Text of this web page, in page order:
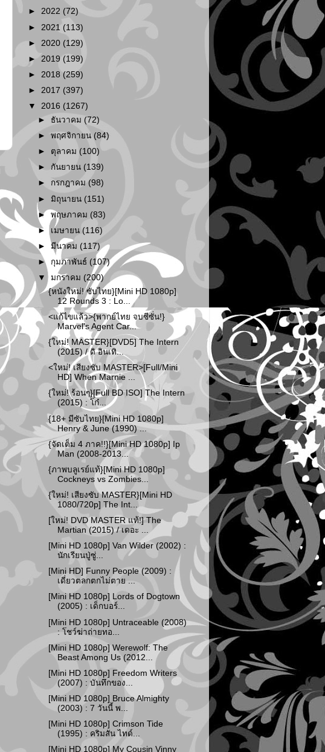
► 2022 (72)
► 2021 (113)
► 2020 (129)
► 2019 (199)
► 2018 (259)
► 2017 (397)
▼ 2016 (1267)
► ธันวาคม (72)
►พฤศจิกายน (84)
► ตุลาคม (100)
►กันยายน (139)
► กรกฎาคม(98)
►มิถุนายน (151)
►พฤษภาคม (83)
► เมษายน(116)
►มีนาคม (117)
► กุมภาพันธ์ (107)
▼มกราคม (200)
{หนังใหม่! ซับไทย}[Mini HD 1080p]
12 Rounds 3 : Lo...
<แก้ไขแล้ว>{พากย์ไทย จบซีซั่น!}
Marvel's Agent Car...
{ใหม่! MASTER}[DVD5] The Intern
(2015) / ดิ อินเทิ...
<ใหม่! เสียงซับ MASTER>[Full/Mini
HD] When Marnie ...
{ใหม่! ร้อนๆ}[Full BD ISO] The Intern
(2015) : โก๋...
{18+ มีซับไทย}[Mini HD 1080p]
Henry & June (1990) ...
{จัดเต็ม 4 ภาค!!}[Mini HD 1080p] Ip
Man (2008-2013...
{ภาพบลูเรย์แท้}[Mini HD 1080p]
Cockneys vs Zombies...
{ใหม่! เสียงซับ MASTER}[Mini HD
1080/720p] The Int...
[ใหม่! DVD MASTER แท้!] The
Martian (2015) / เดอะ ...
[Mini HD 1080p] Van Wilder (2002) :
นักเรียนปู่ซู่...
[Mini HD] Funny People (2009) :
เดี่ยวตลกตกไม่ตาย ...
[Mini HD 1080p] Lords of Dogtown
(2005) : เด็กบอร์...
[Mini HD 1080p] Untraceable (2008)
: โชว์ฆ่าถ่ายทอ...
[Mini HD 1080p] Werewolf: The
Beast Among Us (2012...
[Mini HD 1080p] Freedom Writers
(2007) : บันทึกของ...
[Mini HD 1080p] Bruce Almighty
(2003) : 7 วันนี้ พ...
[Mini HD 1080p] Crimson Tide
(1995) : คริมสัน ไทด์...
[Mini HD 1080p] My Cousin Vinny